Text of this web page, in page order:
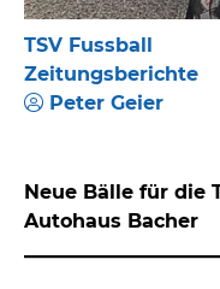
TSV Fussball
Zeitungsberichte
Peter Geier
Neue Bälle für die
Autohaus Bacher